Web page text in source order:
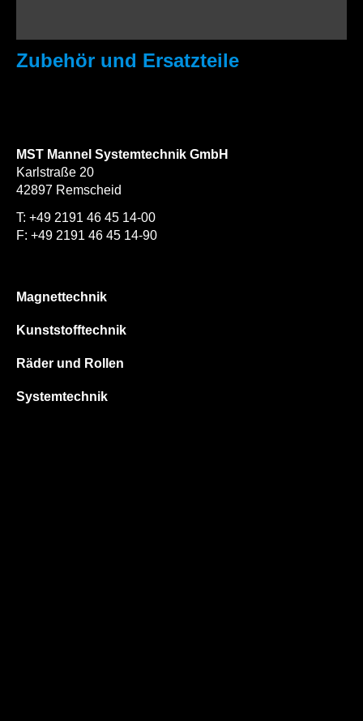
Zubehör und Ersatzteile
MST Mannel Systemtechnik GmbH
Karlstraße 20
42897 Remscheid
T: +49 2191 46 45 14-00
F: +49 2191 46 45 14-90
Magnettechnik
Kunststofftechnik
Räder und Rollen
Systemtechnik